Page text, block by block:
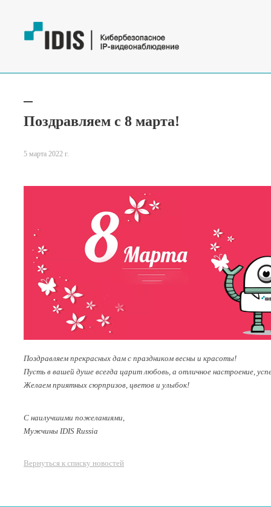
Поздравляем с 8 марта!
5 марта 2022 г.
Поздравляем прекрасных дам с праздником весны и красоты!
Пусть в вашей душе всегда царит любовь, а отличное настроение,
Желаем приятных сюрпризов, цветов и улыбок!
С наилучшими пожеланиями,
Мужчины IDIS Russia
Вернуться к списку новостей